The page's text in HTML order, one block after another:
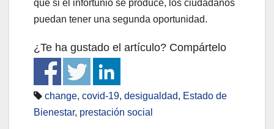
que si el infortunio se produce, los ciudadanos
puedan tener una segunda oportunidad.
¿Te ha gustado el artículo? Compártelo
change, covid-19, desigualdad, Estado de
Bienestar, prestación social